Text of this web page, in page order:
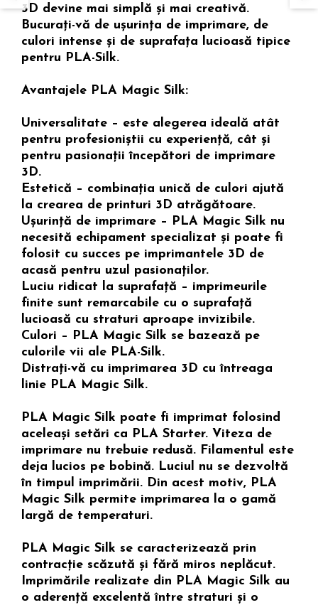
3D devine mai simplă și mai creativă.
Bucurați-vă de ușurința de imprimare, de
culori intense și de suprafața lucioasă tipice
pentru PLA-Silk.
Avantajele PLA Magic Silk:
Universalitate – este alegerea ideală atât
pentru profesioniștii cu experiență, cât și
pentru pasionații începători de imprimare
3D.
Estetică – combinația unică de culori ajută
la crearea de printuri 3D atrăgătoare.
Ușurință de imprimare – PLA Magic Silk nu
necesită echipament specializat și poate fi
folosit cu succes pe imprimantele 3D de
acasă pentru uzul pasionaților.
Luciu ridicat la suprafață – imprimeurile
finite sunt remarcabile cu o suprafață
lucioasă cu straturi aproape invizibile.
Culori – PLA Magic Silk se bazează pe
culorile vii ale PLA-Silk.
Distrați-vă cu imprimarea 3D cu întreaga
linie PLA Magic Silk.
PLA Magic Silk poate fi imprimat folosind
aceleași setări ca PLA Starter. Viteza de
imprimare nu trebuie redusă. Filamentul este
deja lucios pe bobină. Luciul nu se dezvoltă
în timpul imprimării. Din acest motiv, PLA
Magic Silk permite imprimarea la o gamă
largă de temperaturi.
PLA Magic Silk se caracterizează prin
contracție scăzută și fără miros neplăcut.
Imprimările realizate din PLA Magic Silk au
o aderență excelentă între straturi și o